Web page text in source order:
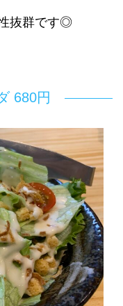
抜群です◎
680円